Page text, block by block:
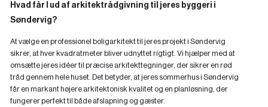
Hvad får I ud af arkitektrådgivning til jeres byggeri i
Søndervig?
At vælge en professionel boligarkitekt til jeres projekt i Søndervig
sikrer, at hver kvadratmeter bliver udnyttet rigtigt. Vi hjælper med at
omsætte jeres idéer til præcise arkitekttegninger, der sikrer en rød
tråd gennem hele huset. Det betyder, at jeres sommerhus i Søndervig
får en markant højere arkitektonisk kvalitet og en planløsning, der
fungerer perfekt til både afslapning og gæster.